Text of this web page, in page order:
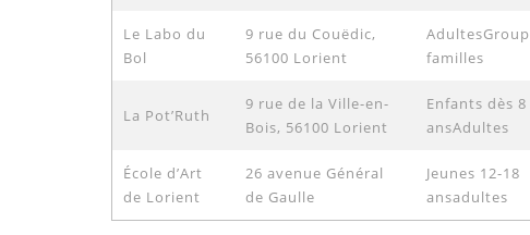
Le Labo du
Bol
9 rue du Couëdic,
56100 Lorient
familles
La Pot’Ruth
9 rue de la Ville-en-
Bois, 56100 Lorient
Enfants dès 8
ansAdultes
École d’Art
de Lorient
26 avenue Général
de Gaulle
Jeunes 12-18
ansadultes